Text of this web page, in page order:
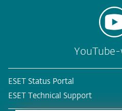
ESET Status Portal
ESET Technical Support